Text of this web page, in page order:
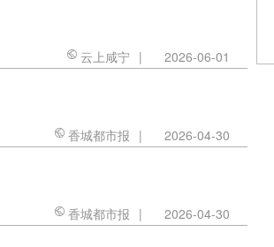
云上咸宁 | 2026-06-01
香城都市报 | 2026-04-30
香城都市报 | 2026-04-30